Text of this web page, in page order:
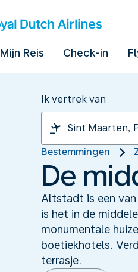
Mijn Reis Check-in
Ik vertrek van
Bestemmingen
De
Altstadt is een van
is het in de
monumentale
boetiekhotels.
terrasje.